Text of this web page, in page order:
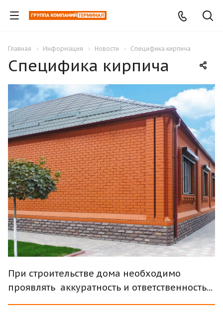
Главная Информация Новости Специфика кирпича
Специфика кирпича
При строительстве дома необходимо
проявлять аккуратность и ответственность...